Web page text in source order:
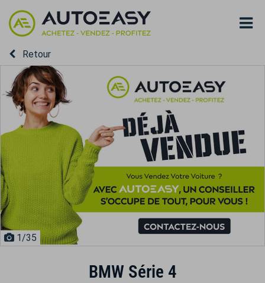
Retour
1/35
BMW Série 4